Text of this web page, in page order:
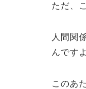
ただ、
人間関
んですよ
このあ